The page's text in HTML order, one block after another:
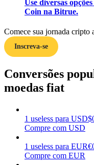
Porquinho poderoso
Ganhe recompensas
Use diversas
Coin na Bitrue.
Comece sua jornada cripto
Inscreva-se
Conversões
moedas fiat
1 useless para USD$
Compre com USD
1 useless para EUR€
Compre com EUR